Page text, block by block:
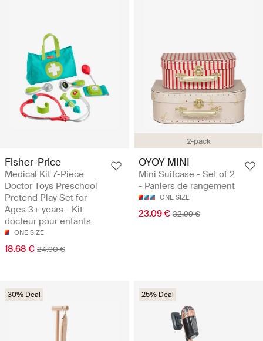
Fisher-Price
Medical Kit 7-Piece
Doctor Toys Preschool
Pretend Play Set for
Ages 3+ years - Kit
docteur pour enfants
ONE SIZE
18.68 € 24.90 €
2-pack
OYOY MINI
Mini Suitcase - Set of 2
- Paniers de rangement
ONE SIZE
23.09 € 32.99 €
30% Deal 25% Deal